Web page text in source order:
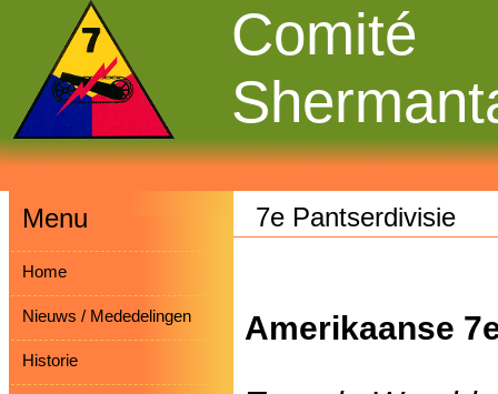
Comité
Menu
Home
Nieuws / Mededelingen
Historie
Amerikaanse
7e Pantserdivisie